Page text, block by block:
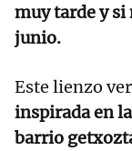
muy tarde y si
junio.
Este lienzo
inspirada en
barrio